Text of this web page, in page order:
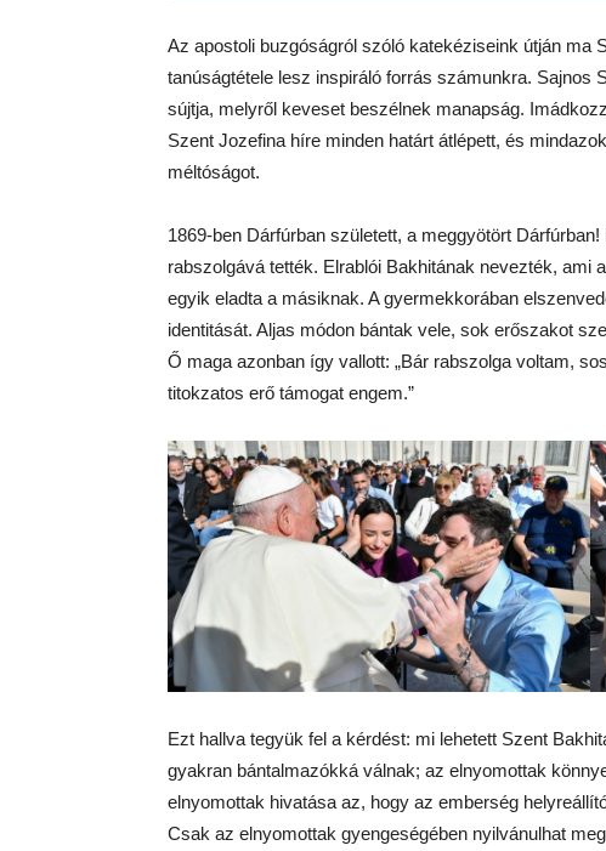
Az apostoli buzgóságról szóló katekéziseink útján ma
tanúságtétele lesz inspiráló forrás számunkra. Sajnos
sújtja, melyről keveset beszélnek manapság.
Szent Jozefina híre minden határt átlépett, és
méltóságot.
1869-ben Dárfúrban született, a meggyötört
rabszolgává tették. Elrablói Bakhitának nevezték, ami
egyik eladta a másiknak. A gyermekkorában
identitását. Aljas módon bántak vele, sok erőszakot
Ő maga azonban így vallott: „Bár rabszolga voltam,
titokzatos erő támogat engem.”
Ezt hallva tegyük fel a kérdést: mi lehetett Szent
gyakran bántalmazókká válnak; az elnyomottak
elnyomottak hivatása az, hogy az emberség
Csak az elnyomottak gyengeségében nyilvánulhat